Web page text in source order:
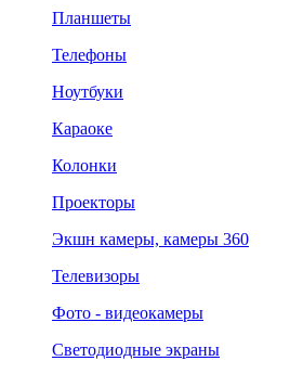
Планшеты
Телефоны
Ноутбуки
Караоке
Колонки
Проекторы
Экшн камеры, камеры 360
Телевизоры
Фото - видеокамеры
Светодиодные экраны